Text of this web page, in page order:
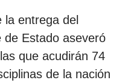
la entrega del
de Estado aseveró
que acudirán 74
de la nación